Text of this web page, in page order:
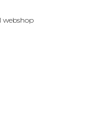
webshop